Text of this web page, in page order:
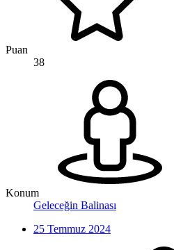
Puan
38
Konum
Geleceğin Balinası
25 Temmuz 2024